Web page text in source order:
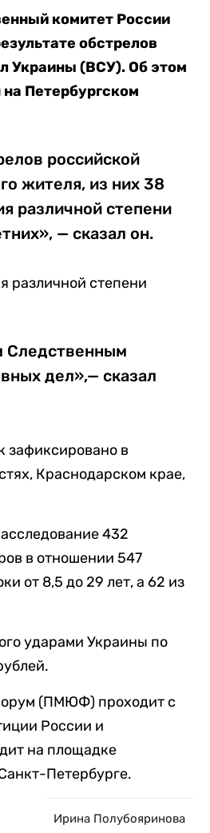
комитет России
обстрелов
Украины (ВСУ). Об этом
Петербургском
российской
жителя, из них 38
различной степени
— сказал он.
различной степени
Следственным
дел»,— сказал
зафиксировано в
Краснодарском крае,
432
в отношении 547
от 8,5 до 29 лет, а 62 из
ударами Украины по
(ПМЮФ) проходит с
России и
на площадке
Петербурге.
Ирина Полубояринова